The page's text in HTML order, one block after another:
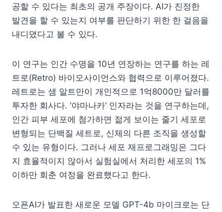
공할 수 있다는 최초의 공개 주장이다. AI가 진정한
발견을 할 수 있는지 여부를 판단하기 위한 한 걸음을
내디뎠다고 볼 수 있다.
이 연구는 인간 수명을 10년 연장하는 연구를 하는 레
트로(Retro) 바이오사이언스와 협력으로 이루어졌다.
레트로는 샘 알트만이 개인적으로 1억8000만 달러를
투자한 회사다. ‘야마나카’ 인자라는 것을 연구하는데,
인간 피부 세포에 첨가하면 젊게 보이는 줄기 세포로
변형되는 단백질 세트로, 신체의 다른 조직을 생성할
수 있는 유형이다. 그러나 세포 재프로그래밍은 그다
지 효율적이지 않아서 실험실에서 처리한 세포의 1%
이하만 회춘 여정을 완료했다고 한다.
오픈AI가 발표한 새로운 모델 GPT-4b 마이크로는 단